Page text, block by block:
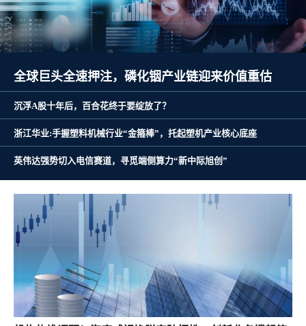
全球巨头全速押注，磷化铟产业链迎来价值重估
沉浮A股十年后，百合花终于要绽放了？
浙江华业:手握塑料机械行业“金箍棒”，托起塑机产业核心底座
英伟达强势切入电信赛道，寻觅端侧算力“新中际旭创”